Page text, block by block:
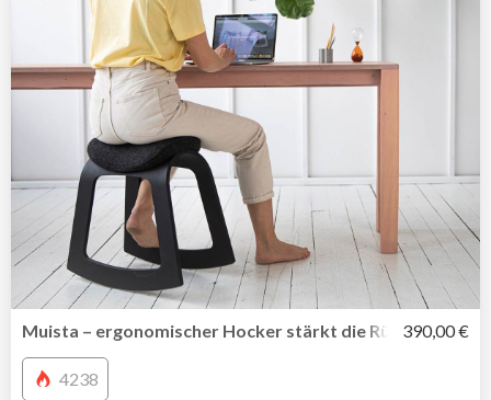
Muista – ergonomischer Hocker stärkt die 390,00 €
4238